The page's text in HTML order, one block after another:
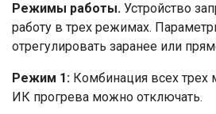
Режимы работы. Устройство
работу в трех режимах.
отрегулировать заранее или
Режим 1: Комбинация всех
ИК прогрева можно отключать.